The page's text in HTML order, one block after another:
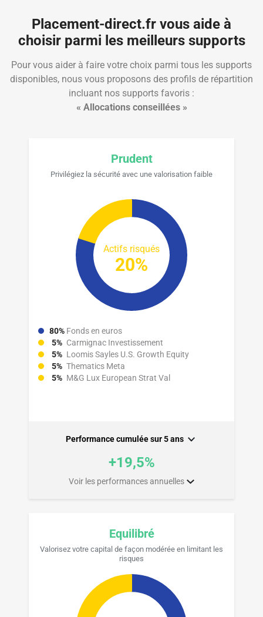
Placement-direct.fr vous aide à
choisir parmi les meilleurs supports
Pour vous aider à faire votre choix parmi tous les supports
disponibles, nous vous proposons des profils de répartition
incluant nos supports favoris :
« Allocations conseillées »
Prudent
Privilégiez la sécurité avec une valorisation faible
Actifs risqués
20%
80% Fonds en euros
5% Carmignac Investissement
5% Loomis Sayles U.S. Growth Equity
5% Thematics Meta
5% M&G Lux European Strat Val
Performance cumulée sur5 ans
+19,5%
Voir les performances annuelles
Equilibré
Valorisez votre capital de façon modérée en limitant les
risques